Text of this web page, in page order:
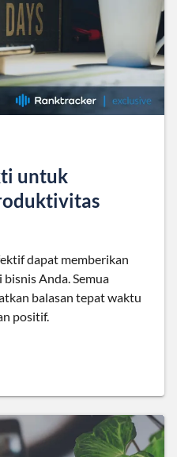
untuk
dapat memberikan
Anda. Semua
balasan tepat waktu
positif.